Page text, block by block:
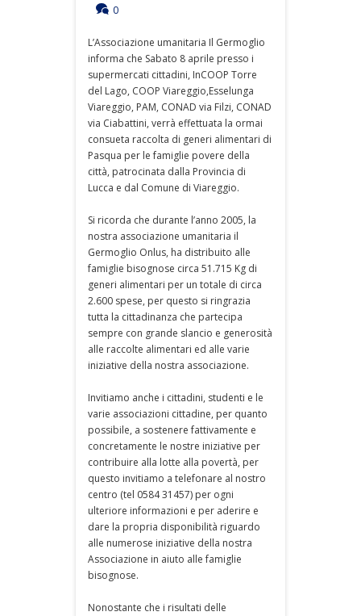
0
L’Associazione umanitaria Il Germoglio
informa che Sabato 8 aprile presso i
supermercati cittadini, InCOOP Torre
del Lago, COOP Viareggio,Esselunga
Viareggio, PAM, CONAD via Filzi, CONAD
via Ciabattini, verrà effettuata la ormai
consueta raccolta di generi alimentari di
Pasqua per le famiglie povere della
città, patrocinata dalla Provincia di
Lucca e dal Comune di Viareggio.
Si ricorda che durante l’anno 2005, la
nostra associazione umanitaria il
Germoglio Onlus, ha distribuito alle
famiglie bisognose circa 51.715 Kg di
generi alimentari per un totale di circa
2.600 spese, per questo si ringrazia
tutta la cittadinanza che partecipa
sempre con grande slancio e generosità
alle raccolte alimentari ed alle varie
iniziative della nostra associazione.
Invitiamo anche i cittadini, studenti e le
varie associazioni cittadine, per quanto
possibile, a sostenere fattivamente e
concretamente le nostre iniziative per
contribuire alla lotte alla povertà, per
questo invitiamo a telefonare al nostro
centro (tel 0584 31457) per ogni
ulteriore informazioni e per aderire e
dare la propria disponibilità riguardo
alle numerose iniziative della nostra
Associazione in aiuto alle famiglie
bisognose.
Nonostante che i risultati delle